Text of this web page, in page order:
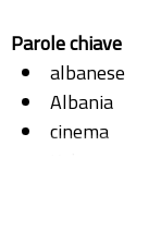
Parole chiave
albanese
Albania
cinema